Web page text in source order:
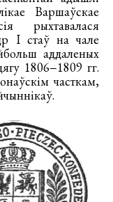
Варшаўскае
рыхтавалася
I стаў на чале
аддаленых
1806−1809 гг.
часткам,